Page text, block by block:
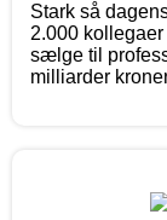
Stark så
2.000
sælge til
milliarder